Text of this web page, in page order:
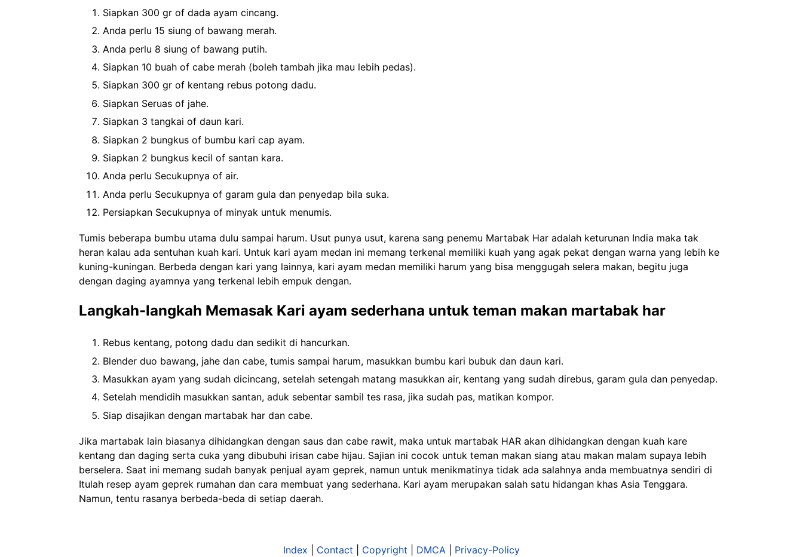
Siapkan 300 gr of dada ayam cincang.
Anda perlu 15 siung of bawang merah.
Anda perlu 8 siung of bawang putih.
Siapkan 10 buah of cabe merah (boleh tambah jika mau lebih pedas).
Siapkan 300 gr of kentang rebus potong dadu.
Siapkan Seruas of jahe.
Siapkan 3 tangkai of daun kari.
Siapkan 2 bungkus of bumbu kari cap ayam.
Siapkan 2 bungkus kecil of santan kara.
Anda perlu Secukupnya of air.
Anda perlu Secukupnya of garam gula dan penyedap bila suka.
Persiapkan Secukupnya of minyak untuk menumis.
Tumis beberapa bumbu utama dulu sampai harum. Usut punya usut, karena sang penemu Martabak Har adalah keturunan India maka tak
heran kalau ada sentuhan kuah kari. Untuk kari ayam medan ini memang terkenal memiliki kuah yang agak pekat dengan warna yang lebih ke
kuning-kuningan. Berbeda dengan kari yang lainnya, kari ayam medan memiliki harum yang bisa menggugah selera makan, begitu juga
dengan daging ayamnya yang terkenal lebih empuk dengan.
Langkah-langkah Memasak Kari ayam sederhana untuk teman makan martabak har
Rebus kentang, potong dadu dan sedikit di hancurkan.
Blender duo bawang, jahe dan cabe, tumis sampai harum, masukkan bumbu kari bubuk dan daun kari.
Masukkan ayam yang sudah dicincang, setelah setengah matang masukkan air, kentang yang sudah direbus, garam gula dan penyedap.
Setelah mendidih masukkan santan, aduk sebentar sambil tes rasa, jika sudah pas, matikan kompor.
Siap disajikan dengan martabak har dan cabe.
Jika martabak lain biasanya dihidangkan dengan saus dan cabe rawit, maka untuk martabak HAR akan dihidangkan dengan kuah kare
kentang dan daging serta cuka yang dibubuhi irisan cabe hijau. Sajian ini cocok untuk teman makan siang atau makan malam supaya lebih
berselera. Saat ini memang sudah banyak penjual ayam geprek, namun untuk menikmatinya tidak ada salahnya anda membuatnya sendiri di
Itulah resep ayam geprek rumahan dan cara membuat yang sederhana. Kari ayam merupakan salah satu hidangan khas Asia Tenggara.
Namun, tentu rasanya berbeda-beda di setiap daerah.
Index Contact Copyright DMCA Privacy-Policy